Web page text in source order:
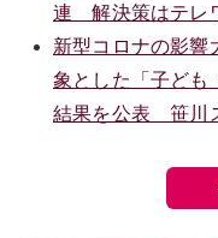
連 解決策はテレ
新型コロナの影響
象とした「子ども
結果を公表 笹川